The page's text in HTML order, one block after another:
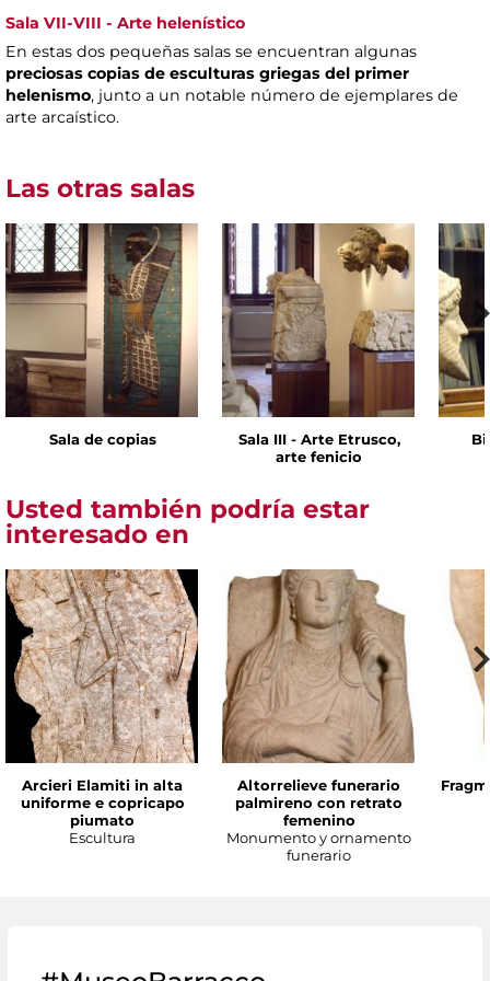
Sala VII-VIII - Arte helenístico
En estas dos pequeñas salas se encuentran algunas
preciosas copias de esculturas griegas del primer
helenismo, junto a un notable número de ejemplares de
arte arcaístico.
Las otras salas
Sala de copias
Sala III - Arte Etrusco,
arte fenicio
Usted también podría estar
interesado en
Arcieri Elamiti in alta
uniforme e copricapo
piumato
Escultura
Altorrelieve funerario
palmireno con retrato
femenino
Monumento y ornamento
funerario